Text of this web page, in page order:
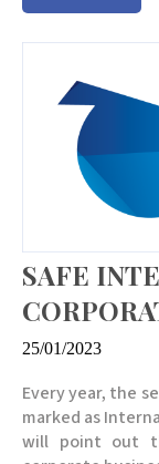
SAFE
25/01/2023
Every year, the
marked as
will point out